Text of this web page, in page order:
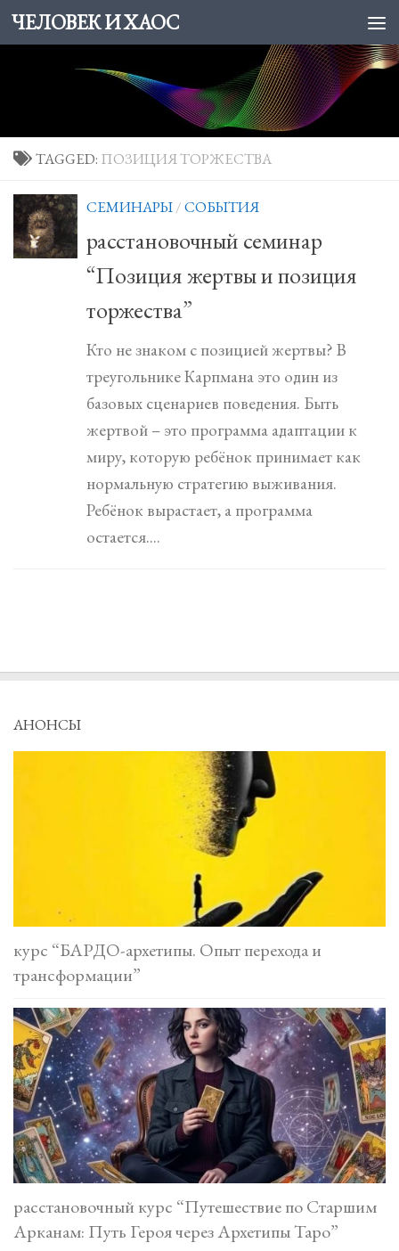
Skip to content
ЧЕЛОВЕК И ХАОС
TAGGED: ПОЗИЦИЯ ТОРЖЕСТВА
СЕМИНАРЫ/СОБЫТИЯ
расстановочный семинар
“Позиция жертвы и позиция
торжества”
Кто не знаком с позицией жертвы? В
треугольнике Карпмана это один из
базовых сценариев поведения. Быть
жертвой – это программа адаптации к
миру, которую ребёнок принимает как
нормальную стратегию выживания.
Ребёнок вырастает, а программа
остается....
АНОНСЫ
курс “БАРДО-архетипы. Опыт перехода и
трансформации”
расстановочный курс “Путешествие по Старшим
Арканам: Путь Героя через Архетипы Таро”